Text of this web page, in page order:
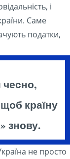
і
Саме
податки,
країну
знову.
не просто